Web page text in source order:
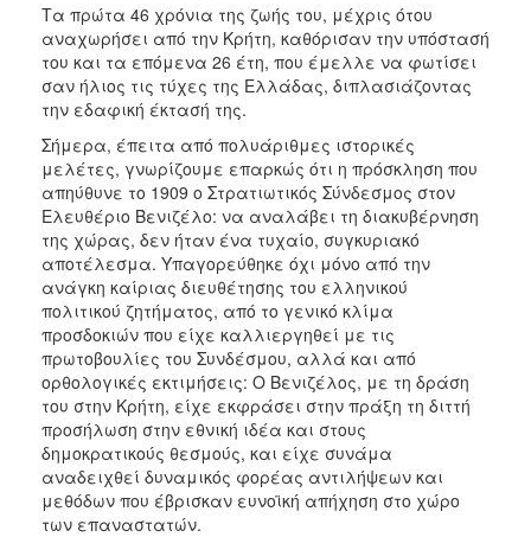
Τα πρώτα 46 χρόνια της ζωής του, μέχρις ότου
αναχωρήσει από την Κρήτη, καθόρισαν την υπόστασή
του και τα επόμενα 26 έτη, που έμελλε να φωτίσει
σαν ήλιος τις τύχες της Ελλάδας, διπλασιάζοντας
την εδαφική έκτασή της.
Σήμερα, έπειτα από πολυάριθμες ιστορικές
μελέτες, γνωρίζουμε επαρκώς ότι η πρόσκληση που
απηύθυνε το 1909 ο Στρατιωτικός Σύνδεσμος στον
Ελευθέριο Βενιζέλο: να αναλάβει τη διακυβέρνηση
της χώρας, δεν ήταν ένα τυχαίο, συγκυριακό
αποτέλεσμα. Υπαγορεύθηκε όχι μόνο από την
ανάγκη καίριας διευθέτησης του ελληνικού
πολιτικού ζητήματος, από το γενικό κλίμα
προσδοκιών που είχε καλλιεργηθεί με τις
πρωτοβουλίες του Συνδέσμου, αλλά και από
ορθολογικές εκτιμήσεις: Ο Βενιζέλος, με τη δράση
του στην Κρήτη, είχε εκφράσει στην πράξη τη διττή
προσήλωση στην εθνική ιδέα και στους
δημοκρατικούς θεσμούς, και είχε συνάμα
αναδειχθεί δυναμικός φορέας αντιλήψεων και
μεθόδων που έβρισκαν ευνοϊκή απήχηση στο χώρο
των επαναστατών.